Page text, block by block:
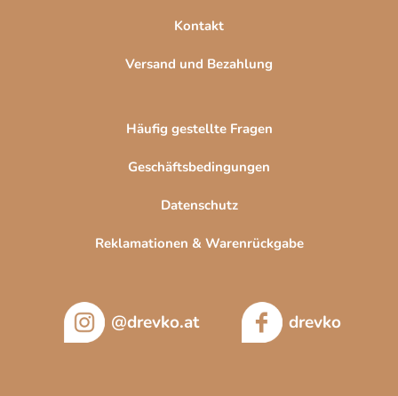
Kontakt
Versand und Bezahlung
Häufig gestellte Fragen
Geschäftsbedingungen
Datenschutz
Reklamationen & Warenrückgabe
@drevko.at drevko